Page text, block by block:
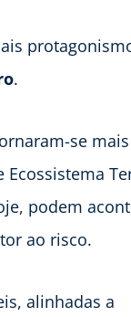
.
se mais
podem
ao risco.
alinhadas a